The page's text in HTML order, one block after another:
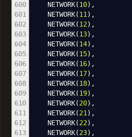
600
601
602
603
604
605
606
607
608
609
610
611
612
613
NETWORK(10) ,
NETWORK(11) ,
NETWORK(12) ,
NETWORK(13) ,
NETWORK(14) ,
NETWORK(15) ,
NETWORK(16) ,
NETWORK(17) ,
NETWORK(18) ,
NETWORK(19) ,
NETWORK(20) ,
NETWORK(21) ,
NETWORK(22) ,
NETWORK(23) ,